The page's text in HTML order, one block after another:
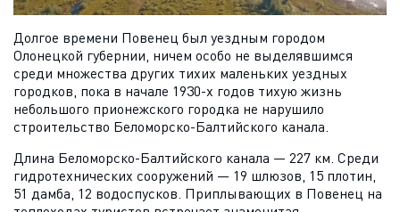
Долгое времени Повенец был уездным городом
Олонецкой губернии, ничем особо не выделявшимся
среди множества других тихих маленьких уездных
городков, пока в начале 1930-х годов тихую жизнь
небольшого прионежского городка не нарушило
строительство Беломорско-Балтийского канала.
Длина Беломорско-Балтийского канала — 227 км. Среди
гидротехнических сооружений — 19 шлюзов, 15 плотин,
51 дамба, 12 водоспусков. Приплывающих в Повенец на